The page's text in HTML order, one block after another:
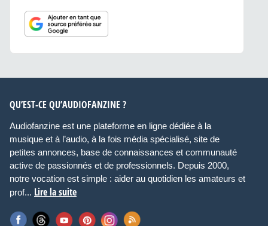
QU’EST-CE QU’AUDIOFANZINE ?
Audiofanzine est une plateforme en ligne dédiée à la
musique et à l’audio, à la fois média spécialisé, site de
petites annonces, base de connaissances et communauté
active de passionnés et de professionnels. Depuis 2000,
notre vocation est simple : aider au quotidien les amateurs et
prof... Lire la suite